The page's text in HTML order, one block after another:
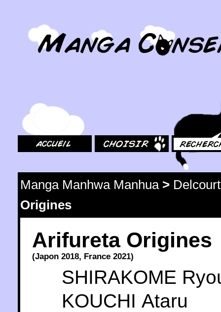
Manga Manhwa Manhua> Delcourt
Origines
Arifureta Origines
(Japon 2018, France 2021)
SHIRAKOME
KOUCHI Ataru